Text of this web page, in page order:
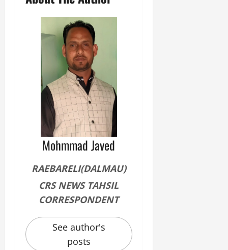
Mohmmad Javed
RAEBARELI(DALMAU)
CRS NEWS TAHSIL
CORRESPONDENT
See author's
posts